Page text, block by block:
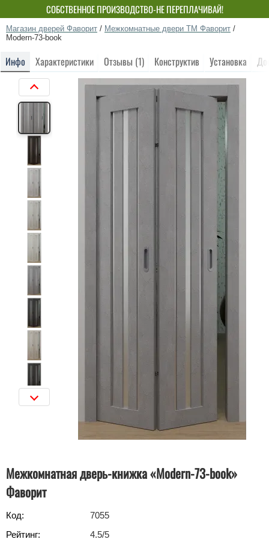
СОБСТВЕННОЕ ПРОИЗВОДСТВО-НЕ ПЕРЕПЛАЧИВАЙ!
Магазин дверей Фаворит / Межкомнатные двери ТМ Фаворит /
Modern-73-book
Инфо Характеристики Отзывы (1) Конструктив Установка
Межкомнатная дверь-книжка «Modern-73-book»
Фаворит
Код:
7055
Рейтинг:
4.5/5